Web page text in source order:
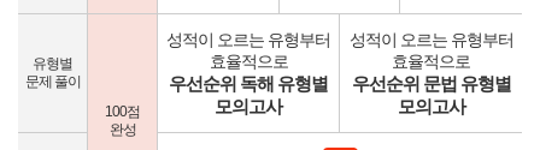
유형별
문제 풀이
100점
완성
성적이 오르는 유형부터
효율적으로
우선순위 독해 유형별
모의고사
성적이 오르는 유형부터
효율적으로
우선순위 문법 유형별
모의고사